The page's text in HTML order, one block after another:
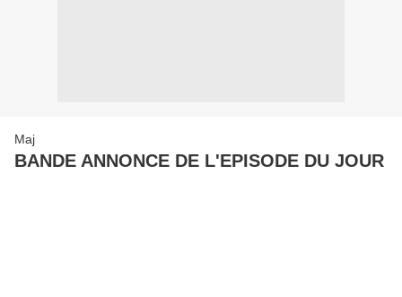
Maj
BANDE ANNONCE DE L'EPISODE DU JOUR